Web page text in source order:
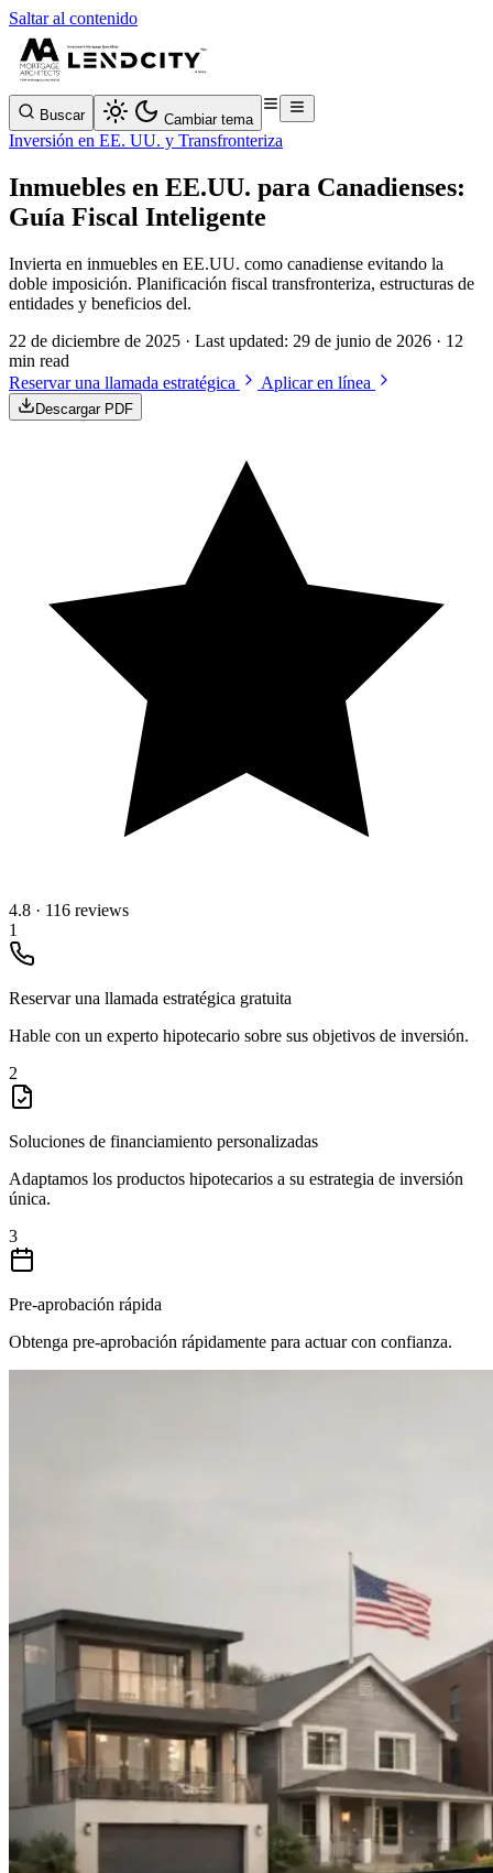
Saltar al contenido
Buscar Cambiar tema
Inversión en EE. UU. y Transfronteriza
Inmuebles en EE.UU. para Canadienses:
Guía Fiscal Inteligente
Invierta en inmuebles en EE.UU. como canadiense evitando la
doble imposición. Planificación fiscal transfronteriza, estructuras de
entidades y beneficios del.
22 de diciembre de 2025 · Last updated: 29 de junio de 2026 · 12
min read
Reservar una llamada estratégica
Aplicar en línea
Descargar PDF
4.8 · 116 reviews
1
Reservar una llamada estratégica gratuita
Hable con un experto hipotecario sobre sus objetivos de inversión.
2
Soluciones de financiamiento personalizadas
Adaptamos los productos hipotecarios a su estrategia de inversión
única.
3
Pre-aprobación rápida
Obtenga pre-aprobación rápidamente para actuar con confianza.